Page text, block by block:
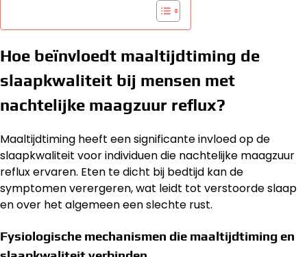
Hoe beïnvloedt maaltijdtiming de
slaapkwaliteit bij mensen met
nachtelijke maagzuur reflux?
Maaltijdtiming heeft een significante invloed op de
slaapkwaliteit voor individuen die nachtelijke maagzuur
reflux ervaren. Eten te dicht bij bedtijd kan de
symptomen verergeren, wat leidt tot verstoorde slaap
en over het algemeen een slechte rust.
Fysiologische mechanismen die maaltijdtiming en